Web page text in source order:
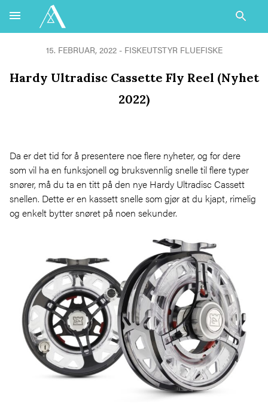
15. FEBRUAR, 2022 - FISKEUTSTYR FLUEFISKE
Hardy Ultradisc Cassette Fly Reel (Nyhet
2022)
Da er det tid for å presentere noe flere nyheter, og for dere
som vil ha en funksjonell og bruksvennlig snelle til flere typer
snører, må du ta en titt på den nye Hardy Ultradisc Cassett
snellen. Dette er en kassett snelle som gjør at du kjapt, rimelig
og enkelt bytter snøret på noen sekunder.